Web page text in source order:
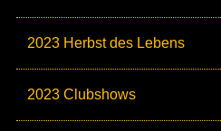
2023 Herbst des Lebens
2023 Clubshows